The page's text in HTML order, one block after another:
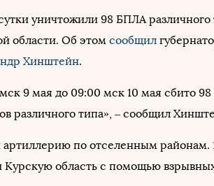
уничтожили 98 БПЛА различного
области. Об этом сообщил
Хинштейн.
9 мая до 09:00 мск 10 мая сбито 98
различного типа», – сообщил
по отселенным районам.
Курскую область с помощью